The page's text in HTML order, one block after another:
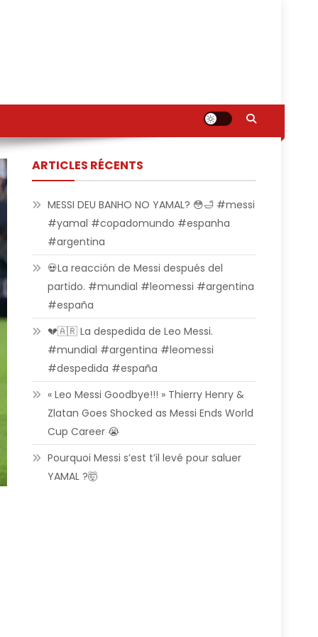
ARTICLES RÉCENTS
MESSI DEU BANHO NO YAMAL? 😳🛁 #messi
#yamal #copadomundo #espanha
#argentina
💀La reacción de Messi después del
partido. #mundial #leomessi #argentina
#españa
💔🇦🇷 La despedida de Leo Messi.
#mundial #argentina #leomessi
#despedida #españa
« Leo Messi Goodbye!!! » Thierry Henry &
Zlatan Goes Shocked as Messi Ends World
Cup Career 😭
Pourquoi Messi s’est t’il levé pour saluer
YAMAL ?🤯